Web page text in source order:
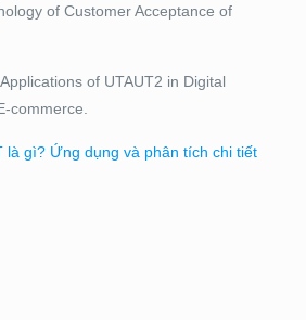
of Customer Acceptance of
of UTAUT2 in Digital
commerce.
là gì? Ứng dụng và phân tích chi tiết